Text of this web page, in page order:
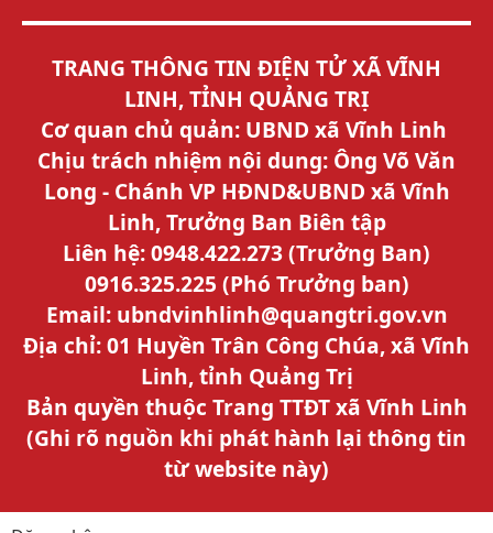
TRANG THÔNG TIN ĐIỆN TỬ XÃ VĨNH
LINH, TỈNH QUẢNG TRỊ
Cơ quan chủ quản: UBND xã Vĩnh Linh
Chịu trách nhiệm nội dung: Ông Võ Văn
Long - Chánh VP HĐND&UBND xã Vĩnh
Linh, Trưởng Ban Biên tập
Liên hệ: 0948.422.273 (Trưởng Ban)
0916.325.225 (Phó Trưởng ban)
Email: ubndvinhlinh@quangtri.gov.vn
Địa chỉ: 01 Huyền Trân Công Chúa, xã Vĩnh
Linh, tỉnh Quảng Trị
Bản quyền thuộc Trang TTĐT xã Vĩnh Linh
(Ghi rõ nguồn khi phát hành lại thông tin
từ website này)